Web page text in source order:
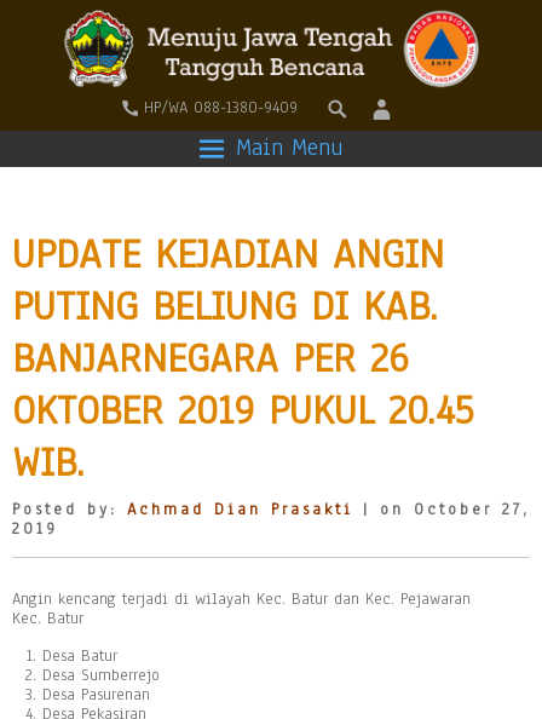
HP/WA 088-1380-9409
Main Menu
UPDATE KEJADIAN ANGIN
PUTING BELIUNG DI KAB.
BANJARNEGARA PER 26
OKTOBER 2019 PUKUL 20.45
WIB.
Posted by: Achmad Dian Prasakti
| on October 27,
2019
Angin kencang terjadi di wilayah Kec. Batur dan Kec. Pejawaran
Kec. Batur
Desa Batur
Desa Sumberrejo
Desa Pasurenan
Desa Pekasiran